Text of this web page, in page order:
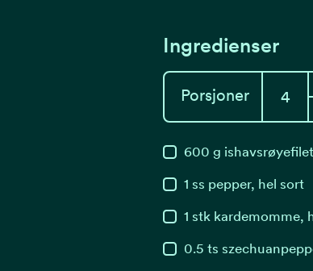
Ingredienser
Porsjoner
600 g ishavsrøyefilet
1 ss pepper, hel sort
1 stk kardemomme,
0.5 ts